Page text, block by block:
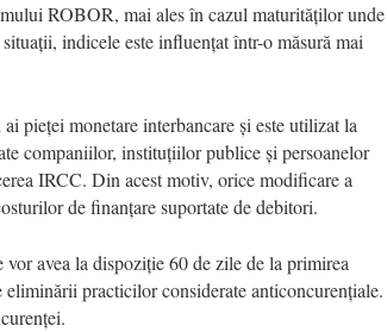
ROBOR, mai ales în cazul maturităților unde
indicele este influențat într-o măsură mai
pieței monetare interbancare și este utilizat la
companiilor, instituțiilor publice și persoanelor
IRCC. Din acest motiv, orice modificare a
de finanțare suportate de debitori.
avea la dispoziție 60 de zile de la primirea
practicilor considerate anticoncurențiale.